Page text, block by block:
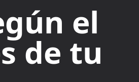
el
de tu